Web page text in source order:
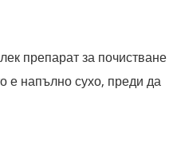
препарат за почистване
е напълно сухо, преди да